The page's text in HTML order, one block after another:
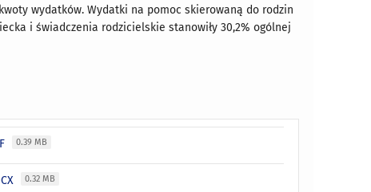
wydatków. Wydatki na pomoc skierowaną do rodzin
i świadczenia rodzicielskie stanowiły 30,2% ogólnej
0.39 MB
0.32 MB